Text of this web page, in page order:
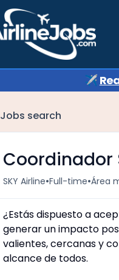
✈️
Jobs search
Coordinador
SKY Airline•Full-time•Área
¿Estás dispuesto a
generar un impacto
valientes, cercanas y
alcance de todos.